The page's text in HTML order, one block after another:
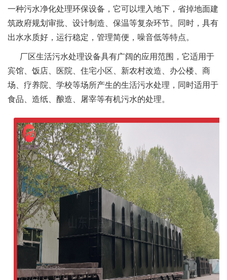
一种污水净化处理环保设备，它可以埋入地下，省掉地面建
筑政府规划审批、设计制造、保温等复杂环节。同时，具有
出水水质好，运行稳定，管理简便，噪音低等特点。
厂区生活污水处理设备具有广阔的应用范围，它适用于
宾馆、饭店、医院、住宅小区、新农村改造、办公楼、商
场、疗养院、学校等场所产生的生活污水处理，同时适用于
食品、造纸、酿造、屠宰等有机污水的处理。